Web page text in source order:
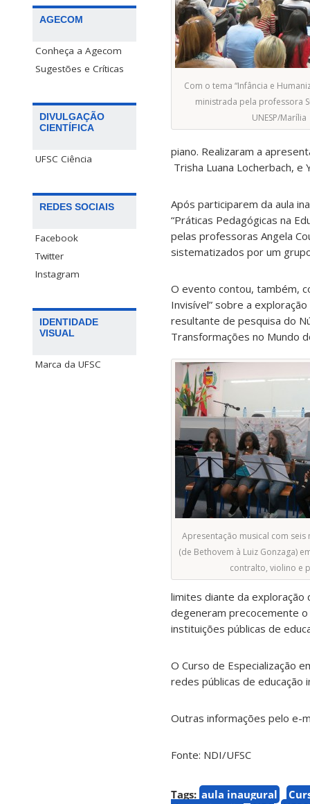
AGECOM
Conheça a Agecom
Sugestões e Críticas
DIVULGAÇÃO
CIENTÍFICA
UFSC Ciência
REDES SOCIAIS
Facebook
Twitter
Instagram
IDENTIDADE
VISUAL
Marca da UFSC
Com o tema “Infância e
ministrada pela professora
UNESP/Marília
piano. Realizaram a
Trisha Luana Locherbach, e
Após participarem da aula
“Práticas Pedagógicas na
pelas professoras Angela
sistematizados por um
O evento contou, também,
Invisível” sobre a
resultante de pesquisa do
Transformações no Mundo
Apresentação musical com seis
(de Bethovem à Luiz Gonzaga)
contralto, violino e
limites diante da exploração
degeneram precocemente
instituições públicas de
O Curso de Especialização
redes públicas de educação
Outras informações pelo e-
Fonte: NDI/UFSC
Tags: aula inaugural